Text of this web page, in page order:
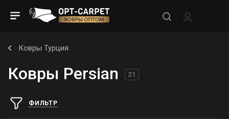
Ковры Турция
Ковры Persian 21
ФИЛЬТР